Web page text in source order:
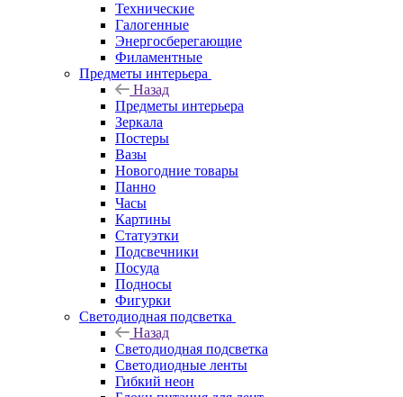
Технические
Галогенные
Энергосберегающие
Филаментные
Предметы интерьера
Назад
Предметы интерьера
Зеркала
Постеры
Вазы
Новогодние товары
Панно
Часы
Картины
Статуэтки
Подсвечники
Посуда
Подносы
Фигурки
Светодиодная подсветка
Назад
Светодиодная подсветка
Светодиодные ленты
Гибкий неон